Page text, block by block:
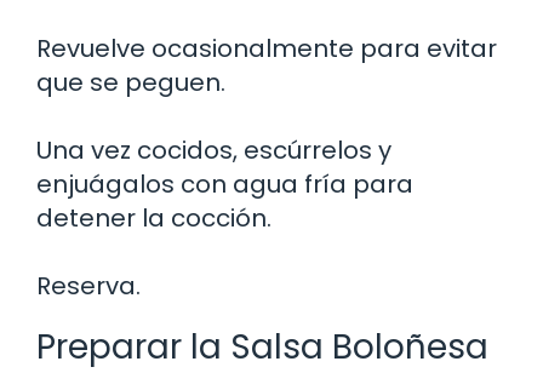
Revuelve ocasionalmente para evitar
que se peguen.
Una vez cocidos, escúrrelos y
enjuágalos con agua fría para
detener la cocción.
Reserva.
Preparar la Salsa Boloñesa